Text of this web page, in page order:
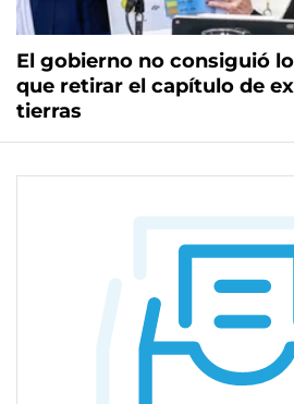
El gobierno no consiguió
que retirar el capítulo de
tierras